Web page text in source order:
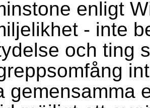
enligt
- inte
och ting
gemensamma